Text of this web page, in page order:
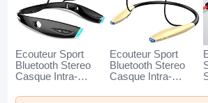
Ecouteur Sport
Bluetooth Stereo
Casque Intra-
Oreillette H52 pour
Ecouteur Sport
Bluetooth Stereo
Casque Intra-
Oreillette H51 pour